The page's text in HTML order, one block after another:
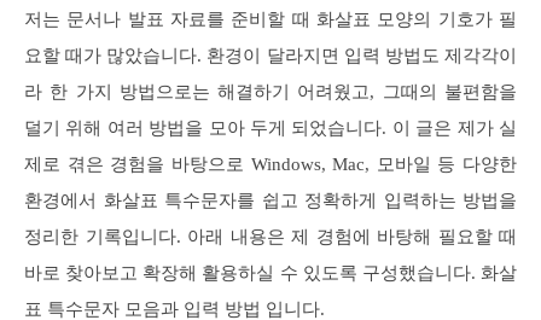
저는 문서나 발표 자료를 준비할 때 화살표 모양의 기호가 필
요할 때가 많았습니다. 환경이 달라지면 입력 방법도 제각각이
라 한 가지 방법으로는 해결하기 어려웠고, 그때의 불편함을
덜기 위해 여러 방법을 모아 두게 되었습니다. 이 글은 제가 실
제로 겪은 경험을 바탕으로 Windows, Mac, 모바일 등 다양한
환경에서 화살표 특수문자를 쉽고 정확하게 입력하는 방법을
정리한 기록입니다. 아래 내용은 제 경험에 바탕해 필요할 때
바로 찾아보고 확장해 활용하실 수 있도록 구성했습니다. 화살
표 특수문자 모음과 입력 방법 입니다.